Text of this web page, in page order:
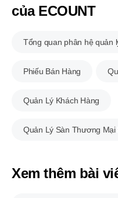
của ECOUNT
Tổng quan phân hệ quản
Phiếu Bán Hàng
Quản Lý Khách Hàng
Quản Lý Sàn Thương
Xem thêm bài